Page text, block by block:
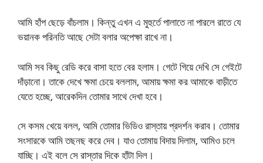
আমি হাঁপ ছেড়ে বাঁচলাম। কিন্তু এখন এ মুহুর্তে পালাতে না পারলে রাতে যে
ভয়ানক পরিনতি আছে সেটা বলার অপেক্ষা রাখে না।
আমি সব কিছু রেডি করে বাসা হতে বের হলাম। গেটে গিয়ে দেখি সে গেইটে
দাঁড়ানো। তাকে দেখে ক্ষমা চেয়ে বললাম, আমায় ক্ষমা কর আমাকে বাড়ীতে
যেতে হচ্ছে, আরেকদিন তোমার সাথে দেখা হবে।
সে কসম খেয়ে বলল, আমি তোমার ভিডিও রাস্তায় প্রদর্শন করাব। তোমার
সংসারকে আমি তছনছ করে দেব। যাও তোমায় বিদায় দিলাম, আমিও চলে
যাচ্ছি। এই বলে সে রাস্তার দিকে হাঁটা দিল।